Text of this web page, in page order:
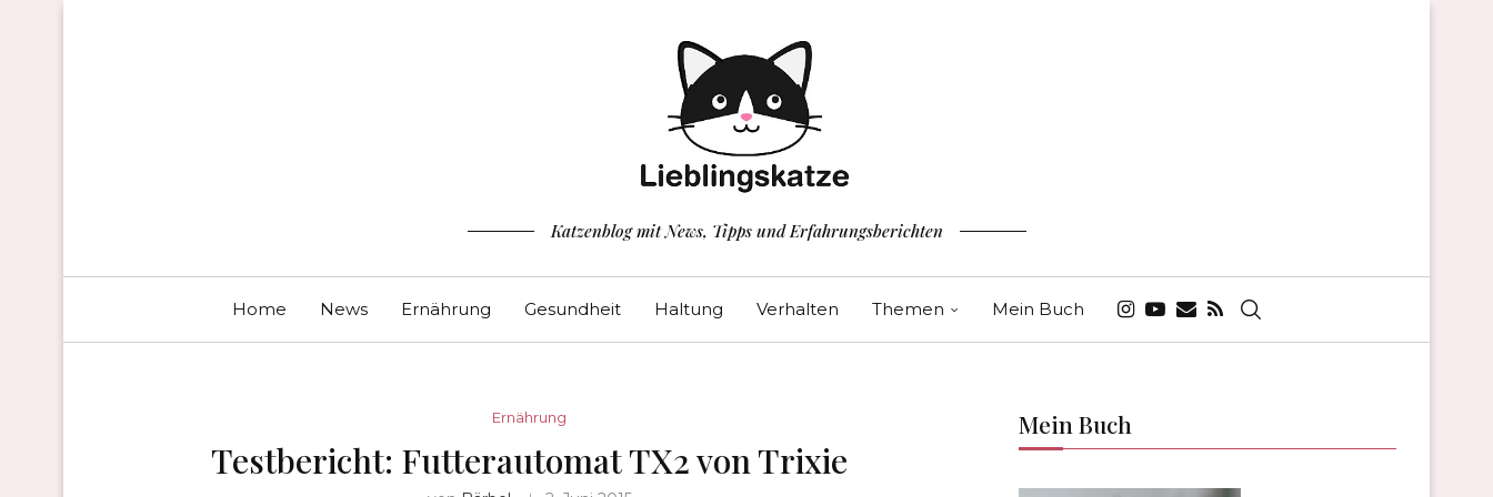
Katzenblog mit News, Tipps und Erfahrungsberichten
Home News Ernährung Gesundheit Haltung Verhalten Themen Mein Buch
Ernährung
Testbericht: Futterautomat TX2 von Trixie
Mein Buch